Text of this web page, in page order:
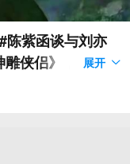
陈紫函谈与刘亦
侠侣》，说刘亦
功，不是没道
展开